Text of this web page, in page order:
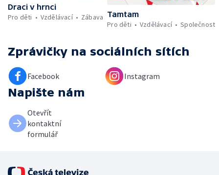
Draci v hrnci
Pro děti
Vzdělávací Zábava Tamtam
Pro děti
Vzdělávací Společnost
Zprávičky na sociálních sítích
Facebook Instagram
Napište nám
Otevřít
kontaktní
formulář